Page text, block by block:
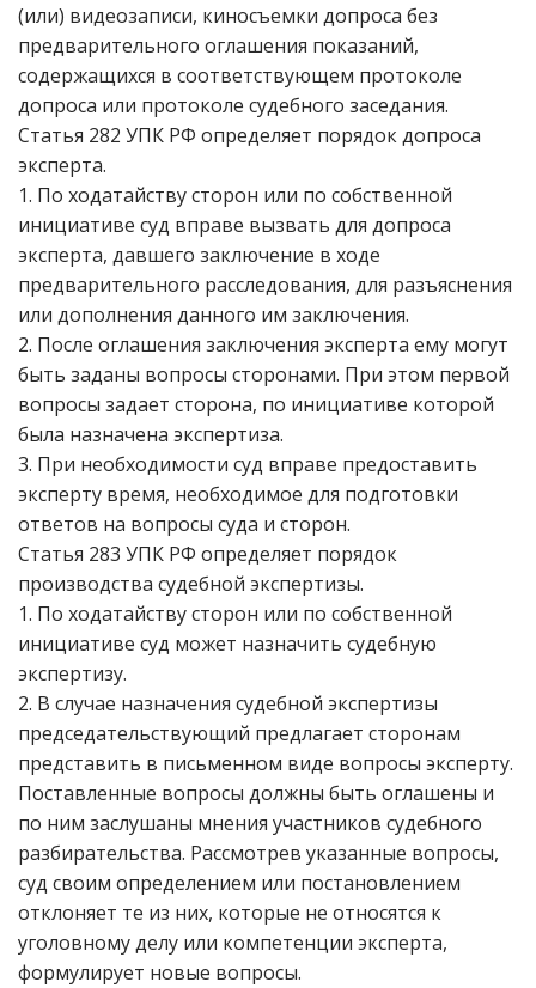
(или) видеозаписи, киносъемки допроса без
предварительного оглашения показаний,
содержащихся в соответствующем протоколе
допроса или протоколе судебного заседания.
Статья 282 УПК РФ определяет порядок допроса
эксперта.
1. По ходатайству сторон или по собственной
инициативе суд вправе вызвать для допроса
эксперта, давшего заключение в ходе
предварительного расследования, для разъяснения
или дополнения данного им заключения.
2. После оглашения заключения эксперта ему могут
быть заданы вопросы сторонами. При этом первой
вопросы задает сторона, по инициативе которой
была назначена экспертиза.
3. При необходимости суд вправе предоставить
эксперту время, необходимое для подготовки
ответов на вопросы суда и сторон.
Статья 283 УПК РФ определяет порядок
производства судебной экспертизы.
1. По ходатайству сторон или по собственной
инициативе суд может назначить судебную
экспертизу.
2. В случае назначения судебной экспертизы
председательствующий предлагает сторонам
представить в письменном виде вопросы эксперту.
Поставленные вопросы должны быть оглашены и
по ним заслушаны мнения участников судебного
разбирательства. Рассмотрев указанные вопросы,
суд своим определением или постановлением
отклоняет те из них, которые не относятся к
уголовному делу или компетенции эксперта,
формулирует новые вопросы.